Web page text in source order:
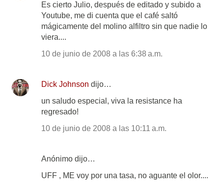
Es cierto Julio, después de editado y subido a
Youtube, me di cuenta que el café saltó
mágicamente del molino alfiltro sin que nadie lo
viera....
10 de junio de 2008 a las 6:38 a.m.
Dick Johnson dijo…
un saludo especial, viva la resistance ha
regresado!
10 de junio de 2008 a las 10:11 a.m.
Anónimo dijo…
UFF , ME voy por una tasa, no aguante el olor....